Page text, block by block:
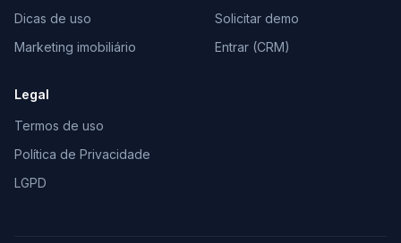
Dicas de uso
Marketing imobiliário
Solicitar demo
Entrar (CRM)
Legal
Termos de uso
Política de Privacidade
LGPD